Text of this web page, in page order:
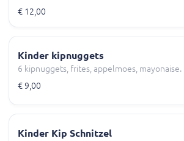
€ 12,00
Kinder kipnuggets
6 kipnuggets, frites, appelmoes, mayonaise.
€ 9,00
Kinder Kip Schnitzel